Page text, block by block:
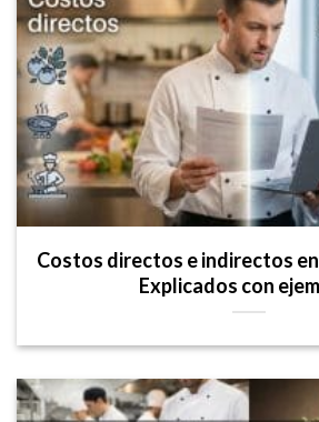
Costos directos e indirectos
Explicados con